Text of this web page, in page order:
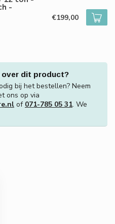
-
€199,00
over dit product?
bij het bestellen? Neem
ons op via
of 071-785 05 31. We